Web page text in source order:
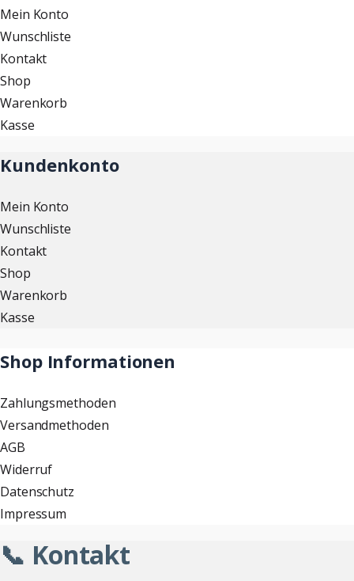
Mein Konto
Wunschliste
Kontakt
Shop
Warenkorb
Kasse
Kundenkonto
Mein Konto
Wunschliste
Kontakt
Shop
Warenkorb
Kasse
Shop Informationen
Zahlungsmethoden
Versandmethoden
AGB
Widerruf
Datenschutz
Impressum
📞 Kontakt